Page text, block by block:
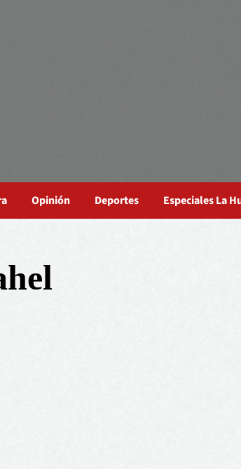
Opinión Deportes Especiales La